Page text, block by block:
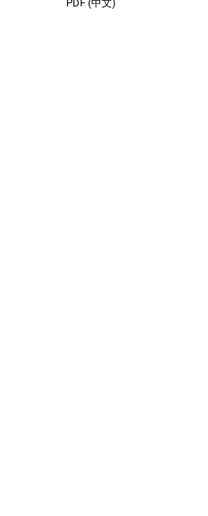
PDF (中文)